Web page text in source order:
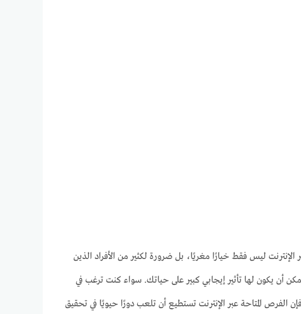
ليس فقط خيارًا مغريًا، بل ضرورة لكثير من الأفراد الذين
أن يكون لها تأثير إيجابي كبير على حياتك. سواء كنت ترغب في
المتاحة عبر الإنترنت تستطيع أن تلعب دورًا حيويًا في تحقيق